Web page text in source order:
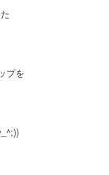
プを